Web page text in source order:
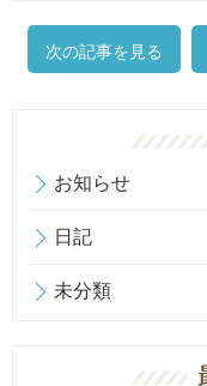
次の記事を見る
お知らせ
日記
未分類